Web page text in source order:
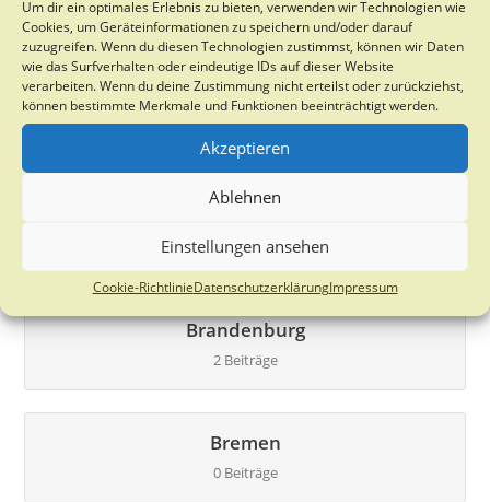
Um dir ein optimales Erlebnis zu bieten, verwenden wir Technologien wie
Cookies, um Geräteinformationen zu speichern und/oder darauf
zuzugreifen. Wenn du diesen Technologien zustimmst, können wir Daten
wie das Surfverhalten oder eindeutige IDs auf dieser Website
verarbeiten. Wenn du deine Zustimmung nicht erteilst oder zurückziehst,
können bestimmte Merkmale und Funktionen beeinträchtigt werden.
Akzeptieren
Ablehnen
Einstellungen ansehen
Cookie-RichtlinieDatenschutzerklärungImpressum
21 Beiträge
Bayern
0 Beiträge
Brandenburg
2 Beiträge
Bremen
0 Beiträge